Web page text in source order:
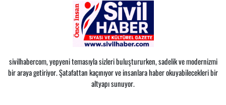
sivilhabercom, yepyeni temasıyla sizleri buluştururken, sadelik ve modernizmi
bir araya getiriyor. Şatafattan kaçınıyor ve insanlara haber okuyabilecekleri bir
altyapı sunuyor.